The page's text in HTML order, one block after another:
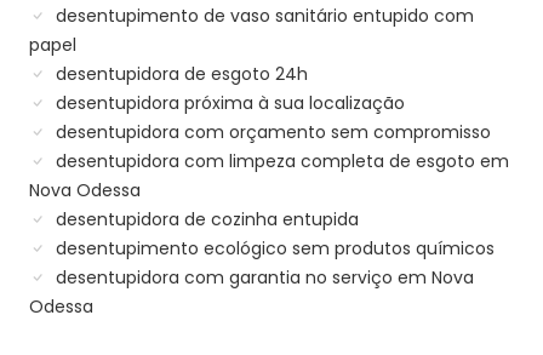
desentupimento de vaso sanitário entupido com
papel
desentupidora de esgoto 24h
desentupidora próxima à sua localização
desentupidora com orçamento sem compromisso
desentupidora com limpeza completa de esgoto em
Nova Odessa
desentupidora de cozinha entupida
desentupimento ecológico sem produtos químicos
desentupidora com garantia no serviço em Nova
Odessa